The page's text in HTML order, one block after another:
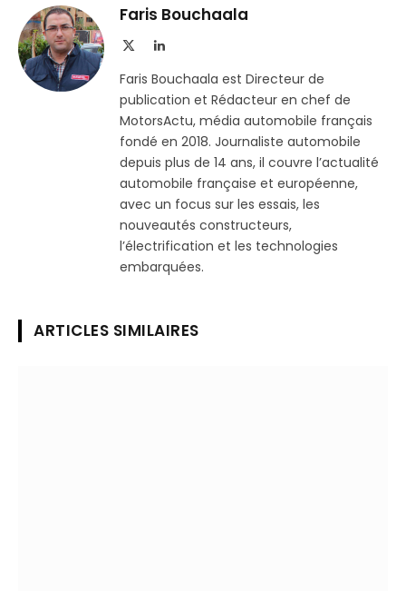
Telegram
Faris Bouchaala
LinkedIn
Faris Bouchaala est Directeur de
publication et Rédacteur en chef de
MotorsActu, média automobile français
fondé en 2018. Journaliste automobile
depuis plus de 14 ans, il couvre l’actualité
automobile française et européenne,
avec un focus sur les essais, les
nouveautés constructeurs,
l’électrification et les technologies
embarquées.
ARTICLES SIMILAIRES